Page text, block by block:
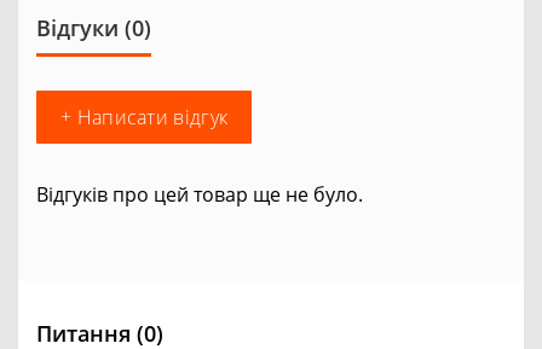
Відгуки (0)
+ Написати відгук
Відгуків про цей товар ще не було.
Питання (0)